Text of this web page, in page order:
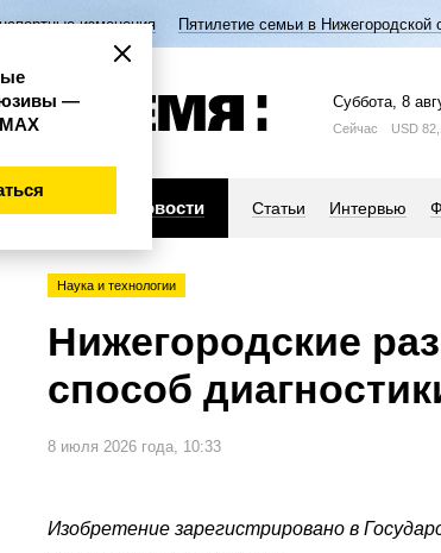
изменения Пятилетие семьи в Нижегородской
Суббота, 8
Сейчас USD
Новости Статьи Интервью
Наука и технологии
Нижегородские
способ
8 июля 2026 года, 10:33
Изобретение зарегистрировано в
—
МАХ